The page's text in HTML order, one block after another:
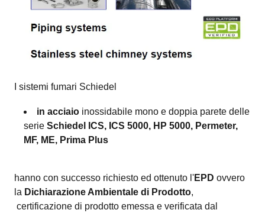
I sistemi fumari Schiedel
in acciaio inossidabile mono e doppia parete delle
serie Schiedel ICS, ICS 5000, HP 5000, Permeter,
MF, ME, Prima Plus
hanno con successo richiesto ed ottenuto l'EPD ovvero
la Dichiarazione Ambientale di Prodotto,
certificazione di prodotto emessa e verificata dal